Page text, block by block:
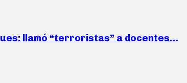
llamó “terroristas” a docentes…